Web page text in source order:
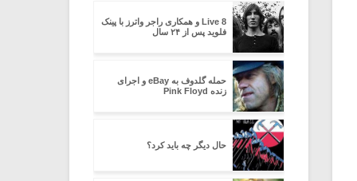
Live 8 و همکاری راجر واترز با پینک
فلوید پس از ۲۴ سال
حمله گلدوف به eBay و اجرای
زنده Pink Floyd
حال دیگر چه باید کرد؟